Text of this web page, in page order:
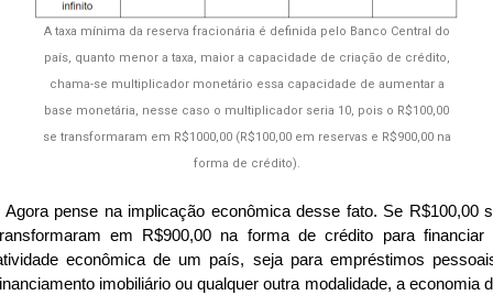
A taxa mínima da reserva fracionária é definida pelo Banco Central do
país, quanto menor a taxa, maior a capacidade de criação de crédito,
chama-se multiplicador monetário essa capacidade de aumentar a
base monetária, nesse caso o multiplicador seria 10, pois o R$100,00
se transformaram em R$1000,00 (R$100,00 em reservas e R$900,00 na
forma de crédito).
pense na implicação econômica desse fato. Se R$100,00
em R$900,00 na forma de crédito para financiar
econômica de um país, seja para empréstimos
imobiliário ou qualquer outra modalidade, a economia